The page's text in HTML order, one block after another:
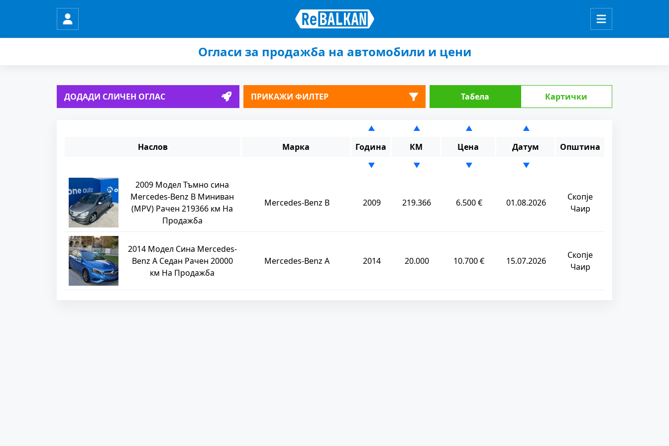
Огласи за продажба на автомобили и цени
ДОДАДИ СЛИЧЕН ОГЛАС ПРИКАЖИ ФИЛТЕР Табела Картички
▲ ▲ ▲ ▲
Наслов Марка Година КМ Цена Датум Општина
▼ ▼ ▼ ▼
2009 Модел Тъмно сина
Mercedes-Benz B Миниван
(MPV) Рачен 219366 км На
Продажба
Mercedes-Benz B 2009 219.366 6.500 € 01.08.2026
Скопје
Чаир
2014 Модел Сина Mercedes-
Benz A Седан Рачен 20000
км На Продажба
Mercedes-Benz A 2014 20.000 10.700 € 15.07.2026
Скопје
Чаир